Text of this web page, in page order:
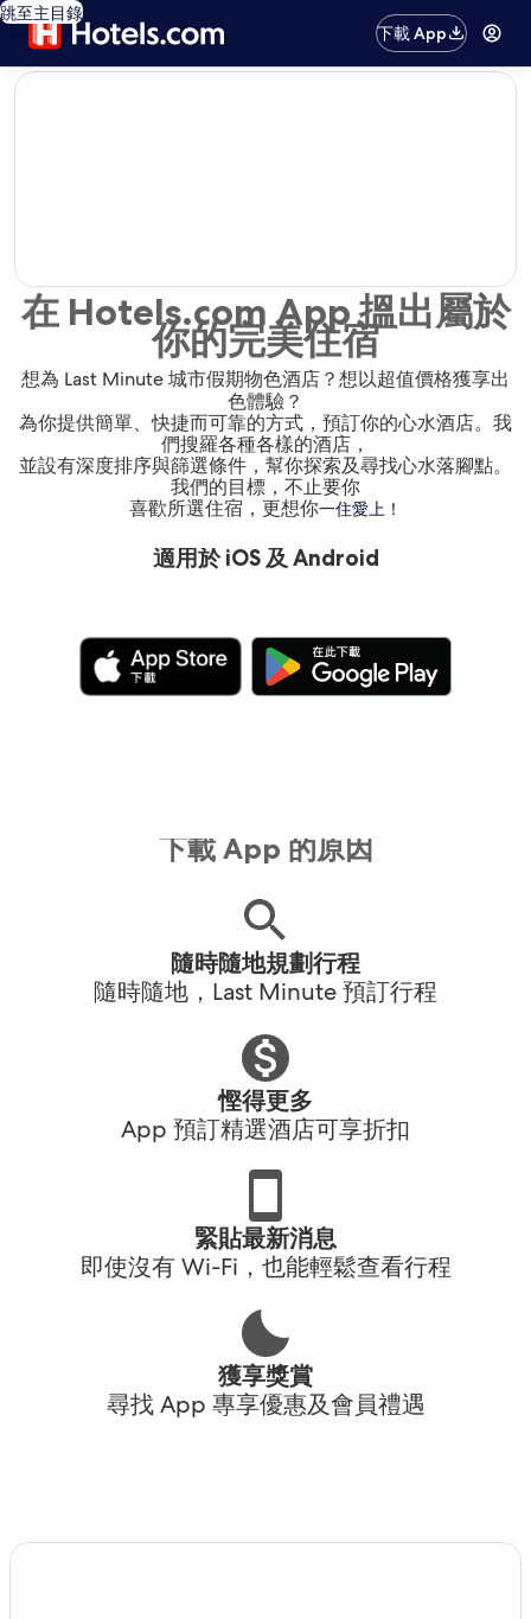
跳至主目錄
下載 App
editorial
在 Hotels.com App 搵出屬於
你的完美住宿
想為 Last Minute 城市假期物色酒店？想以超值價格獲享出
色體驗？
為你提供簡單、快捷而可靠的方式，預訂你的心水酒店。我
們搜羅各種各樣的酒店，
並設有深度排序與篩選條件，幫你探索及尋找心水落腳點。
我們的目標，不止要你
喜歡所選住宿，更想你一住愛上！
適用於 iOS 及 Android
下載 App 的原因
隨時隨地規劃行程
隨時隨地，Last Minute 預訂行程
慳得更多
App 預訂精選酒店可享折扣
緊貼最新消息
即使沒有 Wi-Fi，也能輕鬆查看行程
獲享獎賞
尋找 App 專享優惠及會員禮遇